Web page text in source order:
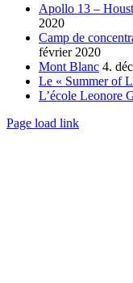
Apollo 13 –
2020
Camp de
février 2020
Mont Blanc 4.
Le « Summer of
L’école Leonore
Page load link